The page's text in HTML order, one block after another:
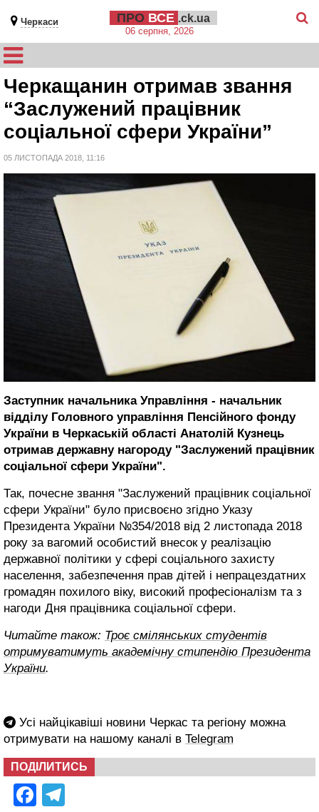
Черкаси ПРО ВСЕ .ck.ua
06 серпня, 2026
Черкащанин отримав звання
“Заслужений працівник
соціальної сфери України”
05 ЛИСТОПАДА 2018, 11:16
Заступник начальника Управління - начальник
відділу Головного управління Пенсійного фонду
України в Черкаській області Анатолій Кузнець
отримав державну нагороду "Заслужений працівник
соціальної сфери України".
Так, почесне звання "Заслужений працівник соціальної
сфери України" було присвоєно згідно Указу
Президента України №354/2018 від 2 листопада 2018
року за вагомий особистий внесок у реалізацію
державної політики у сфері соціального захисту
населення, забезпечення прав дітей і непрацездатних
громадян похилого віку, високий професіоналізм та з
нагоди Дня працівника соціальної сфери.
Читайте також: Троє смілянських студентів
отримуватимуть академічну стипендію Президента
України.
Усі найцікавіші новини Черкас та регіону можна
отримувати на нашому каналі в Telegram
ПОДІЛИТИСЬ
Facebook